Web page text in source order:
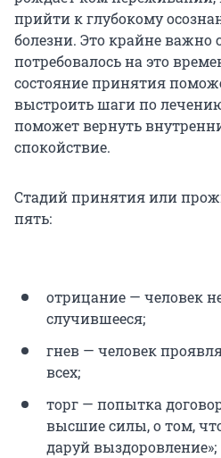
прийти к глубокому
болезни. Это крайне важно
потребовалось на это
состояние принятия
выстроить шаги по
поможет вернуть
спокойствие.
Стадий принятия или
пять:
отрицание — человек
случившееся;
гнев — человек
всех;
торг — попытка
высшие силы, о том,
даруй выздоровление»;